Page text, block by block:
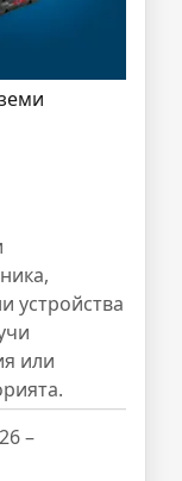
устройства
или
–